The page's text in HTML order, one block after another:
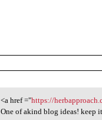
<a href ="https:/
<a href ="https://
One of akind blog ideas! keep